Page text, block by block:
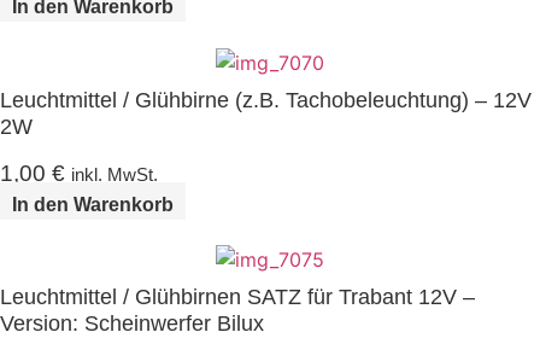
In den Warenkorb
Leuchtmittel / Glühbirne (z.B. Tachobeleuchtung) – 12V
2W
1,00 € inkl. MwSt.
In den Warenkorb
Leuchtmittel / Glühbirnen SATZ für Trabant 12V –
Version: Scheinwerfer Bilux